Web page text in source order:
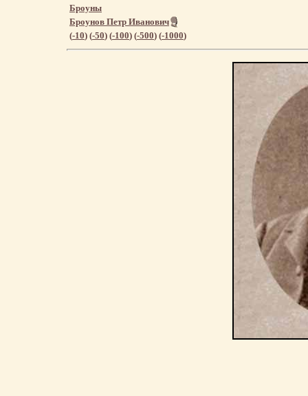
Броуны
Броунов Петр Иванович
(-10) (-50) (-100) (-500) (-1000)